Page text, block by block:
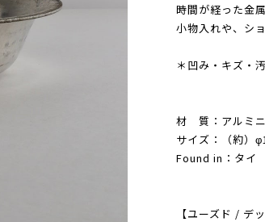
時間が経った金
小物入れや、シ
＊凹み・キズ・
材 質：アルミ
サイズ：（約）
Found in：タイ
【ユーズド / デ